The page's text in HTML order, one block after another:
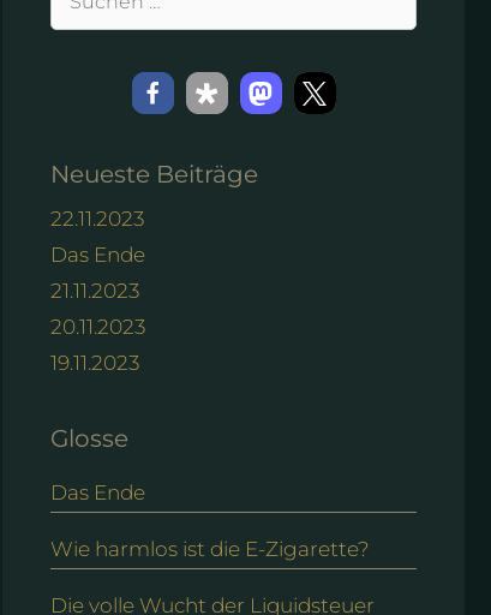
Neueste Beiträge
22.11.2023
Das Ende
21.11.2023
20.11.2023
19.11.2023
Glosse
Das Ende
Wie harmlos ist die E-Zigarette?
Die volle Wucht der Liquidsteuer